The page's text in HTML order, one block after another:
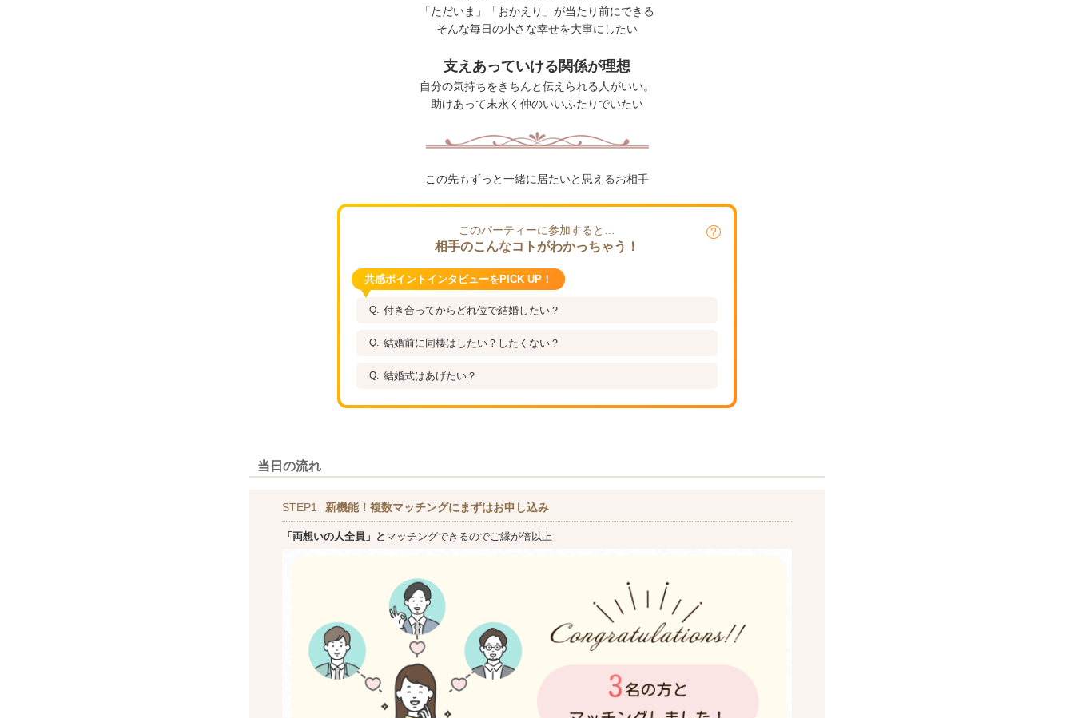
「ただいま」「おかえり」が当たり前にできる
そんな毎日の小さな幸せを大事にしたい
支えあっていける関係が理想
自分の気持ちをきちんと伝えられる人がいい。
助けあって末永く仲のいいふたりでいたい
この先もずっと一緒に居たいと思えるお相手
このパーティーに参加すると…
相手のこんなコトがわかっちゃう！
共感ポイントインタビューをPICK UP！
付き合ってからどれ位で結婚したい？
結婚前に同棲はしたい？したくない？
結婚式はあげたい？
当日の流れ
STEP1 新機能！複数マッチングにまずはお申し込み
「両想いの人全員」と マッチングできるのでご縁が倍以上